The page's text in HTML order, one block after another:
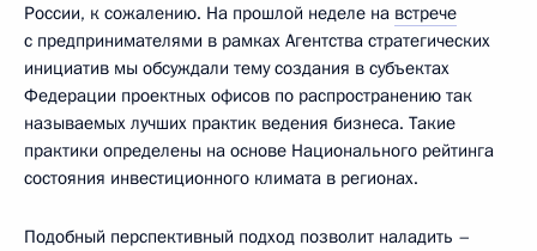
России, к сожалению. На прошлой неделе на встрече
с предпринимателями в рамках Агентства стратегических
инициатив мы обсуждали тему создания в субъектах
Федерации проектных офисов по распространению так
называемых лучших практик ведения бизнеса. Такие
практики определены на основе Национального рейтинга
состояния инвестиционного климата в регионах.
Подобный перспективный подход позволит наладить –